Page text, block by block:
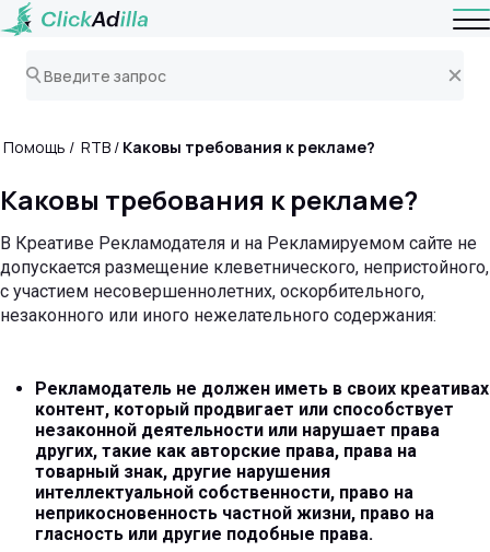
Помощь RTB Каковы требования к рекламе?
Каковы требования к рекламе?
В Креативе Рекламодателя и на Рекламируемом сайте не
допускается размещение клеветнического, непристойного,
с участием несовершеннолетних, оскорбительного,
незаконного или иного нежелательного содержания:
Рекламодатель не должен иметь в своих креативах
контент, который продвигает или способствует
незаконной деятельности или нарушает права
других, такие как авторские права, права на
товарный знак, другие нарушения
интеллектуальной собственности, право на
неприкосновенность частной жизни, право на
гласность или другие подобные права.